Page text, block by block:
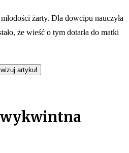
żarty. Dla dowcipu nauczyła
że wieść o tym dotarła do matki
artykuł
wykwintna